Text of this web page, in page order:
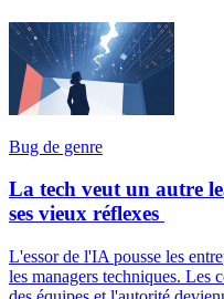
Bug de genre
La tech veut un autre
ses vieux réflexes
L'essor de l'IA pousse les
les managers techniques. Les